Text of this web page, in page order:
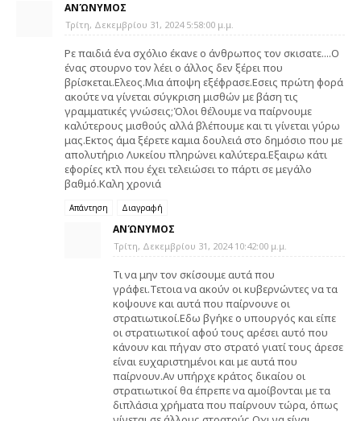
ΑΝΏΝΥΜΟΣ
Τρίτη, Δεκεμβρίου 31, 2024 5:58:00 μ.μ.
Ρε παιδιά ένα σχόλιο έκανε ο άνθρωπος τον σκισατε....Ο
ένας στουρνο τον λέει ο άλλος δεν ξέρει που
βρίσκεται.Ελεος.Μια άποψη εξέφρασε.Εσεις πρώτη φορά
ακούτε να γίνεται σύγκριση μισθών με βάση τις
γραμματικές γνώσεις;Όλοι θέλουμε να παίρνουμε
καλύτερους μισθούς αλλά βλέπουμε και τι γίνεται γύρω
μας.Εκτος άμα ξέρετε καμια δουλειά στο δημόσιο που με
απολυτήριο Λυκείου πληρώνει καλύτερα.Εξαιρω κάτι
εφορίες κτλ που έχει τελειώσει το πάρτι σε μεγάλο
βαθμό.Καλη χρονιά
Απάντηση Διαγραφή
ΑΝΏΝΥΜΟΣ
Τρίτη, Δεκεμβρίου 31, 2024 10:42:00 μ.μ.
Τι να μην τον σκίσουμε αυτά που
γράφει.Τετοια να ακούν οι κυβερνώντες να τα
κοψουνε και αυτά που παίρνουνε οι
στρατιωτικοί.Εδω βγήκε ο υπουργός και είπε
οι στρατιωτικοί αφού τους αρέσει αυτό που
κάνουν και πήγαν στο στρατό γιατί τους άρεσε
είναι ευχαριστημένοι και με αυτά που
παίρνουν.Αν υπήρχε κράτος δικαίου οι
στρατιωτικοί θα έπρεπε να αμοίβονται με τα
διπλάσια χρήματα που παίρνουν τώρα, όπως